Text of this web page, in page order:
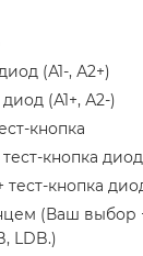
(А1-, А2+)
(А1+, А2-)
кнопка
кнопка
тест-кнопка
(Ваш выбор
LDB.)